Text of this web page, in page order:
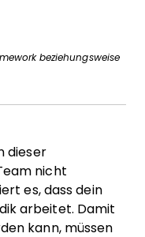
beziehungsweise
dieser
nicht
es, dass dein
arbeitet. Damit
kann, müssen